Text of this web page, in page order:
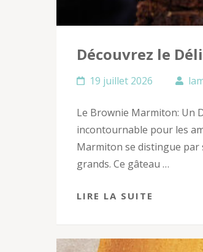
Découvrez le
19 juillet 2026
Le Brownie Marmiton: Un
incontournable pour les
Marmiton se distingue par
grands. Ce gâteau …
LIRE LA SUITE